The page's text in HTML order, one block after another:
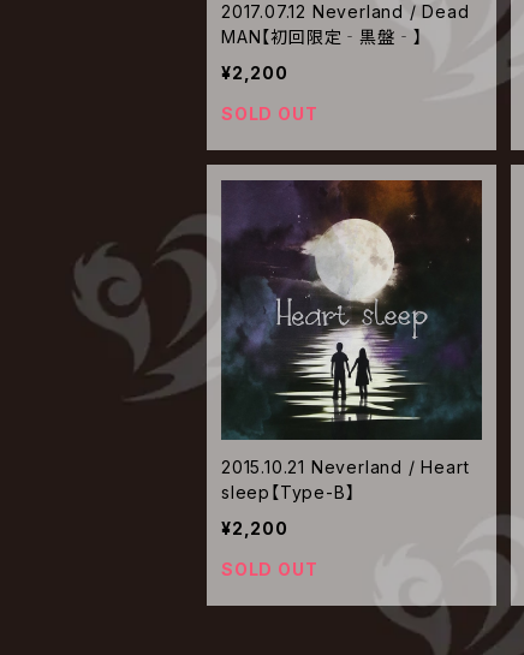
2017.07.12 Neverland / Dead
MAN【初回限定‐黒盤‐】
¥2,200
SOLD OUT
2015.10.21 Neverland / Heart
sleep【Type-B】
¥2,200
SOLD OUT